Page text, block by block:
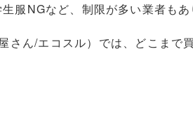
服NGなど、制限が多い業者もあ
さん/エコスル）では、どこまで